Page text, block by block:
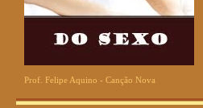
Prof. Felipe Aquino - Canção Nova